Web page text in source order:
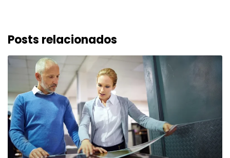
Posts relacionados